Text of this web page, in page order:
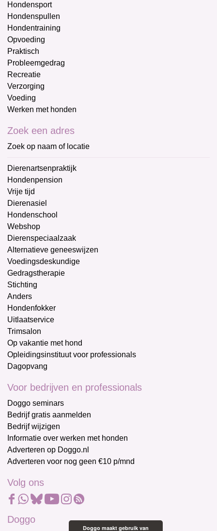
Hondensport
Hondenspullen
Hondentraining
Opvoeding
Praktisch
Probleemgedrag
Recreatie
Verzorging
Voeding
Werken met honden
Zoek een adres
Zoek op naam of locatie
Dierenartsenpraktijk
Hondenpension
Vrije tijd
Dierenasiel
Hondenschool
Webshop
Dierenspeciaalzaak
Alternatieve geneeswijzen
Voedingsdeskundige
Gedragstherapie
Stichting
Anders
Hondenfokker
Uitlaatservice
Trimsalon
Op vakantie met hond
Opleidingsinstituut voor professionals
Dagopvang
Voor bedrijven en professionals
Doggo seminars
Bedrijf gratis aanmelden
Bedrijf wijzigen
Informatie over werken met honden
Adverteren op Doggo.nl
Adverteren voor nog geen €10 p/mnd
Volg ons
Doggo
Doggo maakt gebruik van